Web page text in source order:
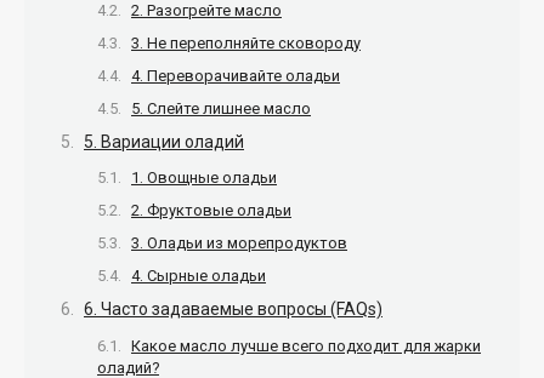
2. Разогрейте масло
3. Не переполняйте сковороду
4. Переворачивайте оладьи
5. Слейте лишнее масло
5. Вариации оладий
1. Овощные оладьи
2. Фруктовые оладьи
3. Оладьи из морепродуктов
4. Сырные оладьи
6. Часто задаваемые вопросы (FAQs)
Какое масло лучше всего подходит для жарки
оладий?